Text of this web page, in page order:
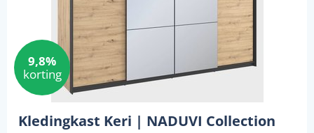
9,8%
korting
Kledingkast Keri | NADUVI Collection